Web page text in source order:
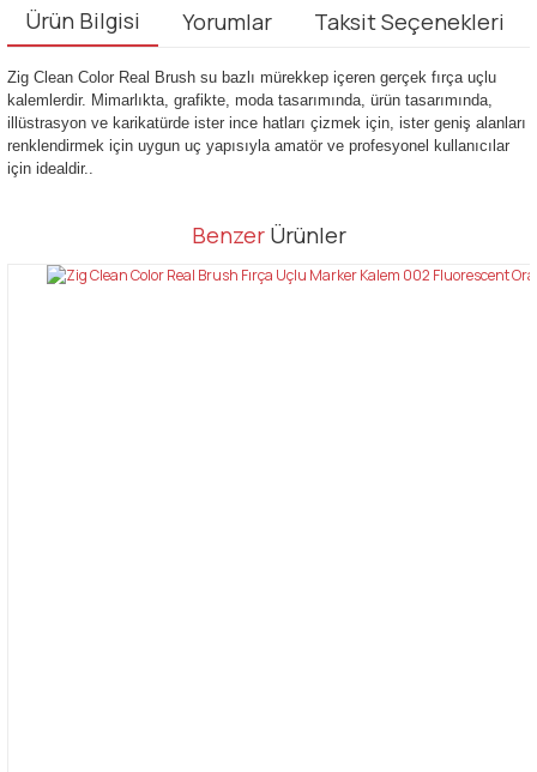
Ürün Bilgisi Yorumlar Taksit Seçenekleri
Zig Clean Color Real Brush su bazlı mürekkep içeren gerçek fırça uçlu
kalemlerdir. Mimarlıkta, grafikte, moda tasarımında, ürün tasarımında,
illüstrasyon ve karikatürde ister ince hatları çizmek için, ister geniş alanları
renklendirmek için uygun uç yapısıyla amatör ve profesyonel kullanıcılar
için idealdir..
Bu ürüne ilk yorumu siz yapın!
Bu ürünün fiyat bilgisi, resim, ürün açıklamalarında ve diğer
tarafımıza iletebilirsiniz.
Benzer Ürünler